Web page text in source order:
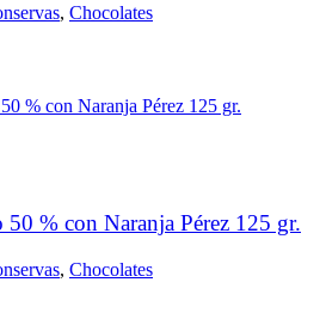
, Chocolates
50 % con Naranja Pérez 125 gr.
, Chocolates